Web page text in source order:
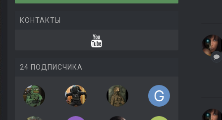
КОНТАКТЫ
24 ПОДПИСЧИКА